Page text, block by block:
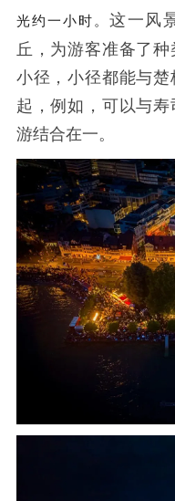
光约一小时。这一风
丘，为游客准备了
小径，小径都能与
起，例如，可以与
游结合在一。